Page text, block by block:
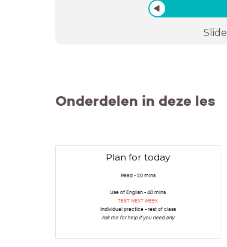
Slide
Onderdelen in deze les
Plan for today
Read - 20 mins
Use of English - 40 mins
TEST NEXT WEEK
Individual practice - rest of class
Ask me for help if you need any